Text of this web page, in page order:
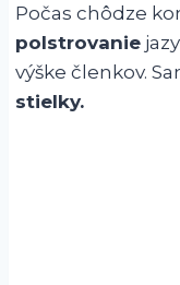
Počas chôdze
polstrovanie
výške členkov.
stielky.